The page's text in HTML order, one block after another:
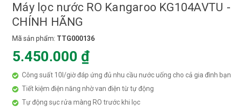
Máy lọc nước RO Kangaroo KG104AVTU -
CHÍNH HÃNG
Mã sản phẩm: TTG000136
5.450.000 ₫
Công suất 10l/giờ đáp ứng đủ nhu cầu nước uống cho cả gia đình bạn
Tiết kiệm điện năng nhờ van điện từ tự động
Tự động sục rửa màng RO trước khi lọc